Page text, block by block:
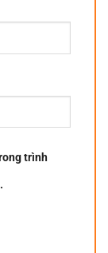
trình